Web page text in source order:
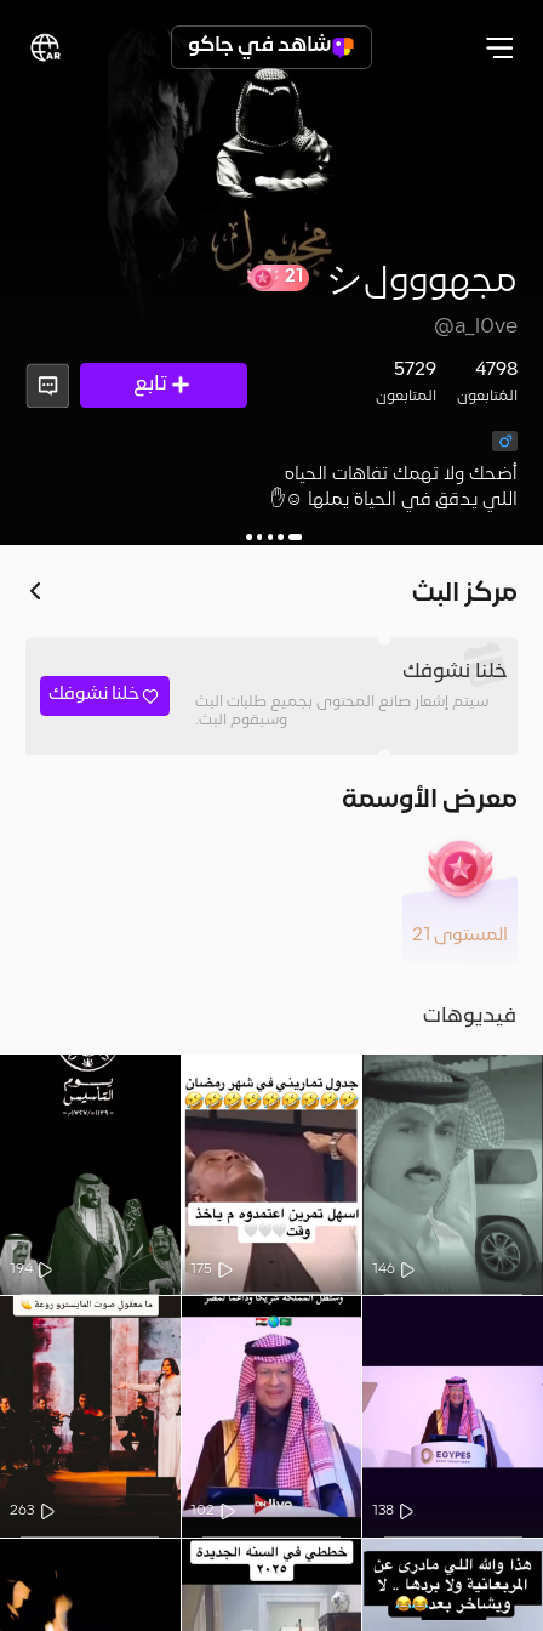
شاهد في جاكو
مجهووولシ
@a_l0ve
4798
المُتابعون
5729
المتابعون
تابع
‏اللي يدقق في الحياة يملها ☺️✋
مركز البث
خلنا نشوفك
سيتم إشعار صانع المحتوى بجميع طلبات البث
وسيقوم البث.
خلنا نشوفك
معرض الأوسمة
المستوى 21
فيديوهات
146
175
194
138
102
263